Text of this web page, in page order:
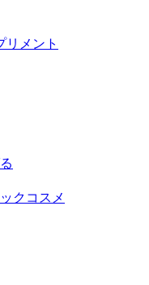
リメント
クコスメ